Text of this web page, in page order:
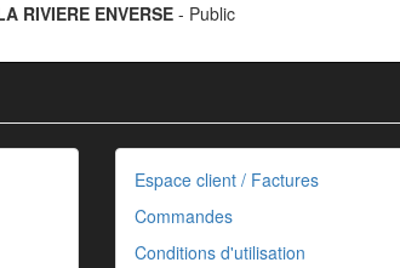
RIVIERE ENVERSE - Public
Espace client / Factures
Commandes
Conditions d'utilisation